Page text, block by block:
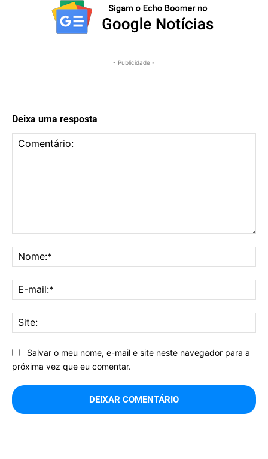
- Publicidade -
Deixa uma resposta
Salvar o meu nome, e-mail e site neste navegador para a
próxima vez que eu comentar.